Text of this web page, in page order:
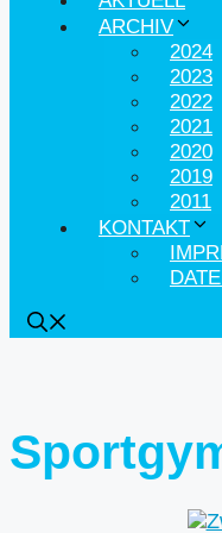
ARCHIV
2024
2023
2022
2021
2020
2019
2011
KONTAKT